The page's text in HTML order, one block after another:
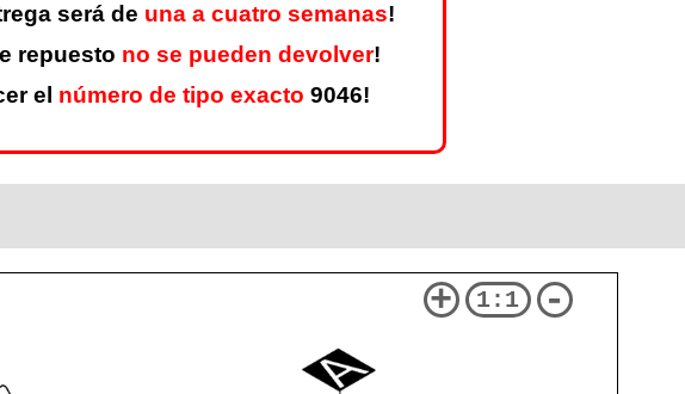
será de una a cuatro semanas!
repuesto no se pueden devolver!
el número de tipo exacto 9046!
+ 1:1 -